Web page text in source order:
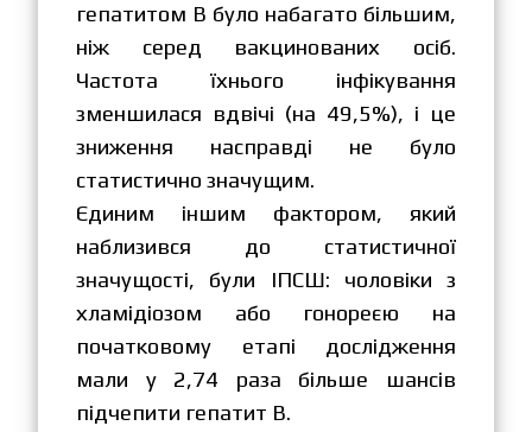
гепатитом В було набагато більшим,
ніж серед вакцинованих осіб.
Частота їхнього інфікування
зменшилася вдвічі (на 49,5%), і це
зниження насправді не було
статистично значущим.
Єдиним іншим фактором, який
наблизився до статистичної
значущості, були ІПСШ: чоловіки з
хламідіозом або гонореєю на
початковому етапі дослідження
мали у 2,74 раза більше шансів
підчепити гепатит В.